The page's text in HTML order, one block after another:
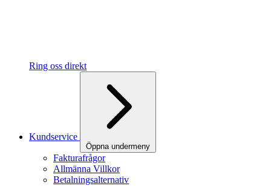
Ring oss direkt
Kundservice
Öppna undermeny
Fakturafrågor
Allmänna Villkor
Betalningsalternativ